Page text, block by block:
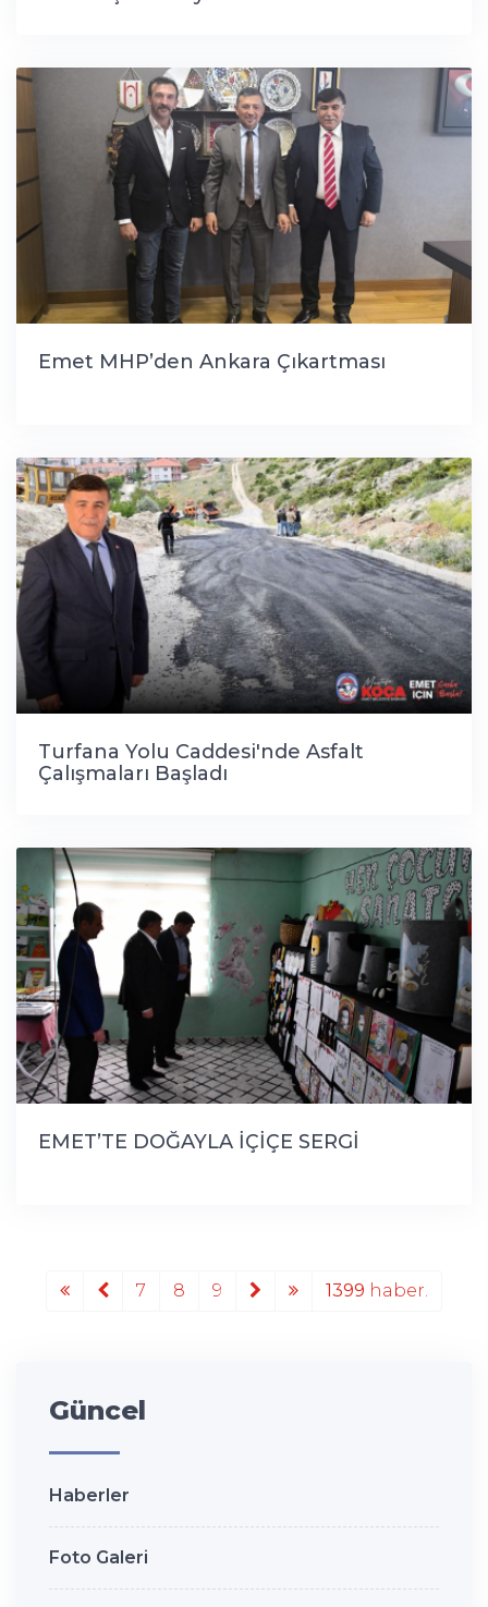
Emet MHP’den Ankara Çıkartması
Turfana Yolu Caddesi'nde Asfalt
Çalışmaları Başladı
EMET’TE DOĞAYLA İÇİÇE SERGİ
7 8 9 1399 haber.
Güncel
Haberler
Foto Galeri